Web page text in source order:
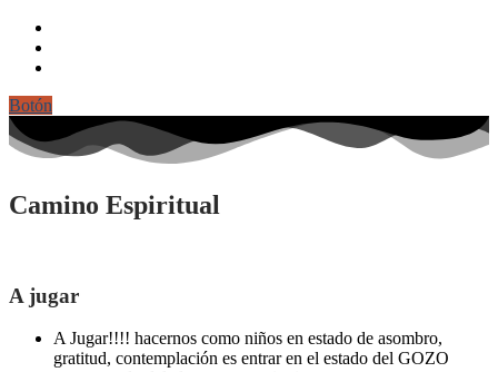
Botón
Camino Espiritual
A jugar
A Jugar!!!! hacernos como niños en estado de asombro,
gratitud, contemplación es entrar en el estado del GOZO